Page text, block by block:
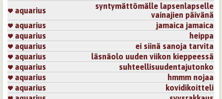
aquarius
syntymättömälle lapsenlapselle
vainajien päivänä
aquarius
jamaica jamaica
aquarius
heippa
aquarius
ei siinä sanoja tarvita
aquarius
läsnäolo uuden viikon kieppeessä
aquarius
suhteellisuudentajutonko
aquarius
hmmm nojaa
aquarius
kovidikoitteli